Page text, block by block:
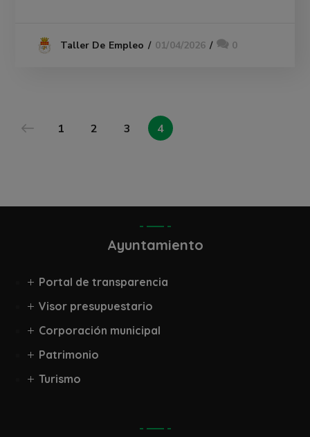
Taller De Empleo 01/04/2026 0
1 2 3 4
Ayuntamiento
Portal de transparencia
Visor presupuestario
Corporación municipal
Patrimonio
Turismo